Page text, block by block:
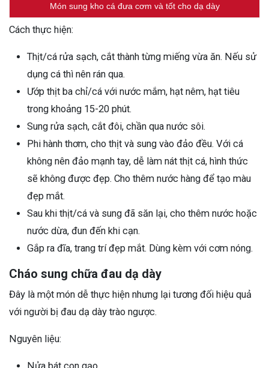
Món sung kho cá đưa cơm và tốt cho dạ dày
Cách thực hiện:
Thịt/cá rửa sạch, cắt thành từng miếng vừa ăn. Nếu sử
dụng cá thì nên rán qua.
Ướp thịt ba chỉ/cá với nước mắm, hạt nêm, hạt tiêu
trong khoảng 15-20 phút.
Sung rửa sạch, cắt đôi, chần qua nước sôi.
Phi hành thơm, cho thịt và sung vào đảo đều. Với cá
không nên đảo mạnh tay, dễ làm nát thịt cá, hình thức
sẽ không được đẹp. Cho thêm nước hàng để tạo màu
đẹp mắt.
Sau khi thịt/cá và sung đã săn lại, cho thêm nước hoặc
nước dừa, đun đến khi cạn.
Gắp ra đĩa, trang trí đẹp mắt. Dùng kèm với cơm nóng.
Cháo sung chữa đau dạ dày
Đây là một món dễ thực hiện nhưng lại tương đối hiệu quả
với người bị đau dạ dày trào ngược.
Nguyên liệu:
Nửa bát con gạo.